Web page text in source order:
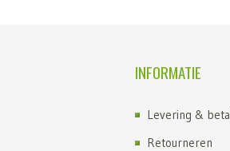
INFORMATIE
Levering &
Retourneren